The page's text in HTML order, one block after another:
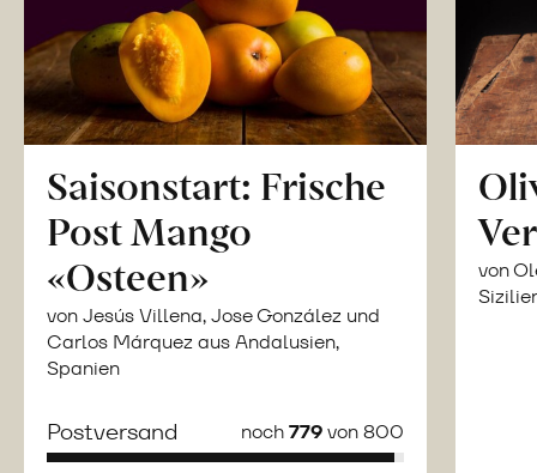
Saisonstart: Frische
Post Mango
«Osteen»
von Jesús Villena, Jose González und
Carlos Márquez aus Andalusien,
Spanien
Postversand noch779von 800
von